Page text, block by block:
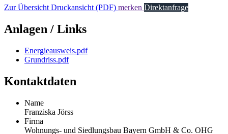
Zur Übersicht Druckansicht (PDF) merken Direktanfrage
Anlagen / Links
Energieausweis.pdf
Grundriss.pdf
Kontaktdaten
Name
Franziska Jörss
Firma
Wohnungs- und Siedlungsbau Bayern GmbH & Co. OHG